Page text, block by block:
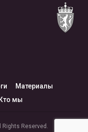
Материалы
Кто мы
Rights Reserved.